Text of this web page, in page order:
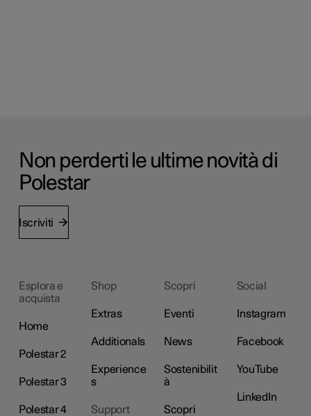
Non perderti le ultime novità di
Polestar
Iscriviti
Esplora e
acquista
Home
Polestar 2
Polestar 3
Polestar 4
Shop
Extras
Additionals
Experience
s
Support
Scopri
Eventi
News
Sostenibilit
à
Scopri
Social
Instagram
Facebook
YouTube
LinkedIn